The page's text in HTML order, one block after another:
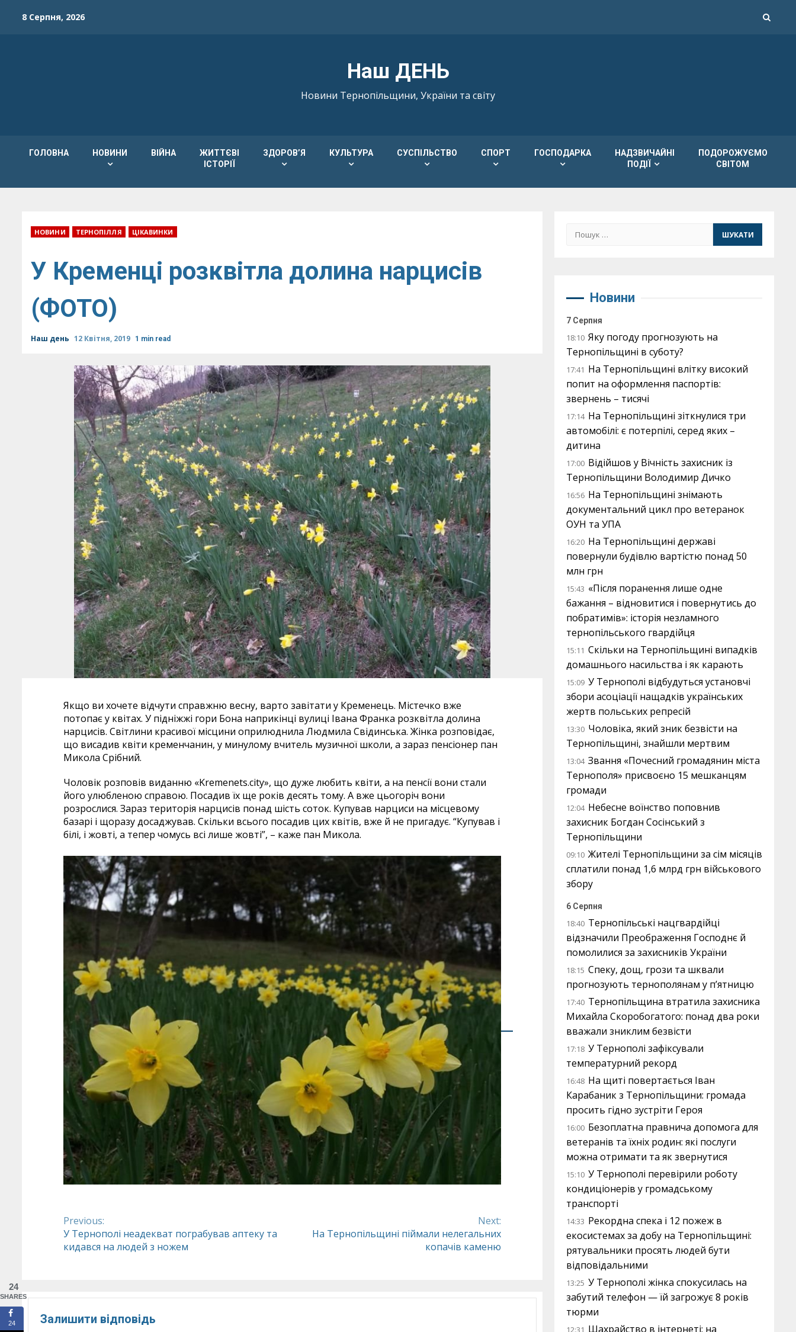
8 Серпня, 2026
Наш ДЕНЬ
Новини Тернопільщини, України та світу
ГОЛОВНА НОВИНИ ВІЙНА
ЖИТТЄВІ
ІСТОРІЇ
ЗДОРОВ’Я КУЛЬТУРА СУСПІЛЬСТВО СПОРТ ГОСПОДАРКА
НАДЗВИЧАЙНІ
ПОДІЇ
ПОДОРОЖУЄМО
СВІТОМ
НОВИНИ ТЕРНОПІЛЛЯ ЦІКАВИНКИ
У Кременці розквітла долина нарцисів
(ФОТО)
Наш день 12 Квітня, 2019 1 min read
Якщо ви хочете відчути справжню весну, варто завітати у Кременець. Містечко вже
потопає у квітах. У підніжжі гори Бона наприкінці вулиці Івана Франка розквітла долина
нарцисів. Світлини красивої місцини оприлюднила Людмила Свідинська. Жінка розповідає,
що висадив квіти кременчанин, у минулому вчитель музичної школи, а зараз пенсіонер пан
Микола Срібний.
Чоловік розповів виданню «Kremenets.city», що дуже любить квіти, а на пенсії вони стали
його улюбленою справою. Посадив їх ще років десять тому. А вже цьогоріч вони
розрослися. Зараз територія нарцисів понад шість соток. Купував нарциси на місцевому
базарі і щоразу досаджував. Скільки всього посадив цих квітів, вже й не пригадує. “Купував і
білі, і жовті, а тепер чомусь всі лише жовті”, – каже пан Микола.
Continue
Reading
Previous:
У Тернополі неадекват пограбував аптеку та
кидався на людей з ножем
Next:
На Тернопільщині піймали нелегальних
копачів каменю
Залишити відповідь
Пошук:
Новини
7 Серпня
18:10 Яку погоду прогнозують на
Тернопільщині в суботу?
17:41 На Тернопільщині влітку високий
попит на оформлення паспортів:
звернень – тисячі
17:14 На Тернопільщині зіткнулися три
автомобілі: є потерпілі, серед яких –
дитина
17:00 Відійшов у Вічність захисник із
Тернопільщини Володимир Дичко
16:56 На Тернопільщині знімають
документальний цикл про ветеранок
ОУН та УПА
16:20 На Тернопільщині державі
повернули будівлю вартістю понад 50
млн грн
15:43 «Після поранення лише одне
бажання – відновитися і повернутись до
побратимів»: історія незламного
тернопільського гвардійця
15:11 Скільки на Тернопільщині випадків
домашнього насильства і як карають
15:09 У Тернополі відбудуться установчі
збори асоціації нащадків українських
жертв польських репресій
13:30 Чоловіка, який зник безвісти на
Тернопільщині, знайшли мертвим
13:04 Звання «Почесний громадянин міста
Тернополя» присвоєно 15 мешканцям
громади
12:04 Небесне воїнство поповнив
захисник Богдан Сосінський з
Тернопільщини
09:10 Жителі Тернопільщини за сім місяців
сплатили понад 1,6 млрд грн військового
збору
6 Серпня
18:40 Тернопільські нацгвардійці
відзначили Преображення Господнє й
помолилися за захисників України
18:15 Спеку, дощ, грози та шквали
прогнозують тернополянам у п’ятницю
17:40 Тернопільщина втратила захисника
Михайла Скоробогатого: понад два роки
вважали зниклим безвісти
17:18 У Тернополі зафіксували
температурний рекорд
16:48 На щиті повертається Іван
Карабаник з Тернопільщини: громада
просить гідно зустріти Героя
16:00 Безоплатна правнича допомога для
ветеранів та їхніх родин: які послуги
можна отримати та як звернутися
15:10 У Тернополі перевірили роботу
кондиціонерів у громадському
транспорті
14:33 Рекордна спека і 12 пожеж в
екосистемах за добу на Тернопільщині:
рятувальники просять людей бути
відповідальними
13:25 У Тернополі жінка спокусилась на
забутий телефон — їй загрожує 8 років
тюрми
12:31 Шахрайство в інтернеті: на
24
SHARES
24